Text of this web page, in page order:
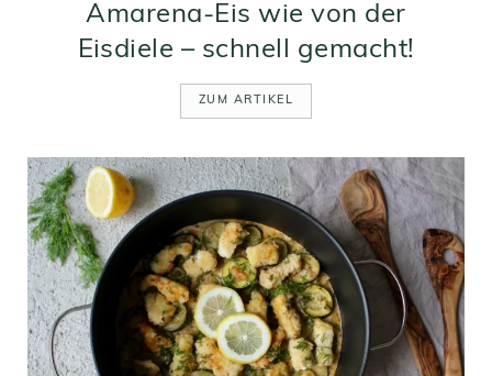
Amarena-Eis wie von der
Eisdiele – schnell gemacht!
ZUM ARTIKEL